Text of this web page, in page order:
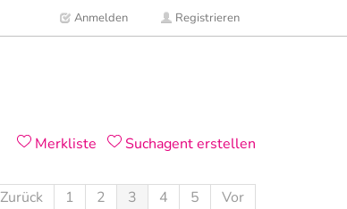
Anmelden Registrieren
Suchagent erstellen
Merkliste
Zurück 1 2 3 4 5 Vor